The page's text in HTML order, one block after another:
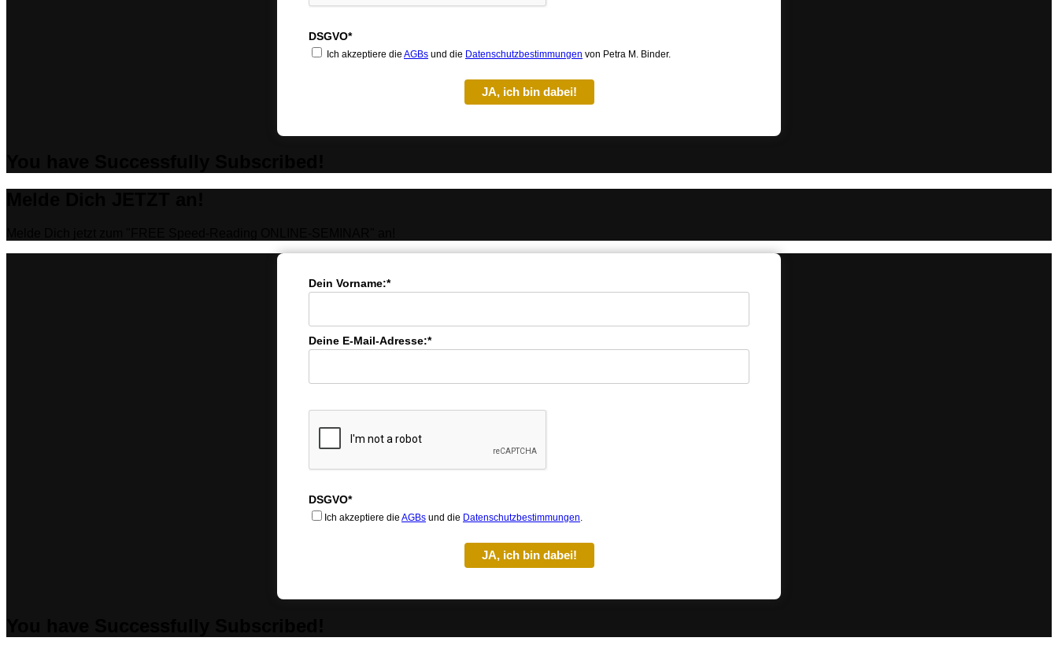
DSGVO*
Ich akzeptiere die AGBs und die Datenschutzbestimmungen von Petra M. Binder.
JA, ich bin dabei!
Dein Vorname:*
Deine E-Mail-Adresse:*
DSGVO*
Ich akzeptiere die AGBs und die Datenschutzbestimmungen.
JA, ich bin dabei!